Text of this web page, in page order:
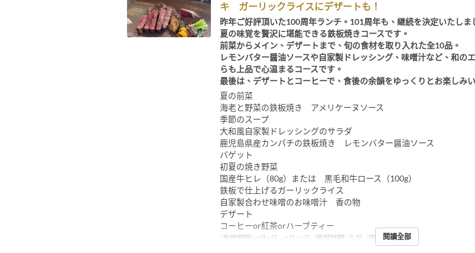
キ ガーリックライスにデザートも！
昨年ご好評頂いた100周年ランチ。101周年も、継続を決定いたしま
夏の味覚を贅沢に堪能できる鉄板焼きコースです。
前菜からメイン、デザートまで、旬の食材を取り入れた全10品。
レモンバター醤油ソースや自家製ドレッシング、味噌汁など、和の
らも上品で心温まるコースです。
最後は、デザートとコーヒーで、食後の余韻をゆっくりとお楽しみ
夏の前菜
海老と野菜の鉄板焼き アメリケーヌソース
季節のスープ
大和風自家製ドレッシングのサラダ
鹿児島県産カンパチの鉄板焼き レモンバター醤油ソース
バゲット
初夏の焼き野菜
国産牛ヒレ（80g）または 黒毛和牛ロース（100g）
鉄板で仕上げるガーリックライス
自家製合わせ味噌のお味噌汁 香の物
デザート
コーヒーor紅茶orハーブティー
有效期限 7月1日 ~ 8月31日 進餐時間 午餐 座位類別 餐厅
閱讀全部